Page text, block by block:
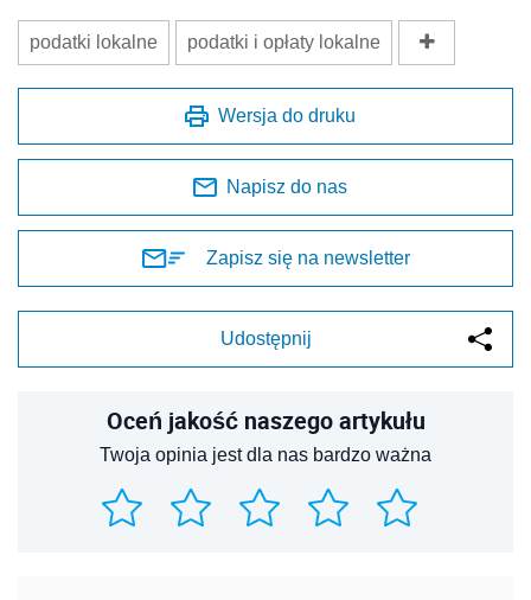
podatki lokalne podatki i opłaty lokalne
Wersja do druku
Napisz do nas
Zapisz się na newsletter
Udostępnij
Oceń jakość naszego artykułu
Twoja opinia jest dla nas bardzo ważna